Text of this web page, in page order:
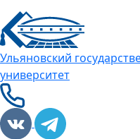
Ульяновский
университет